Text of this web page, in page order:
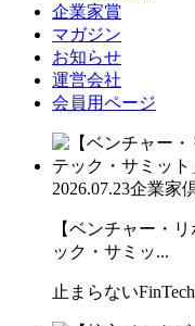
企業家賞
マガジン
お知らせ
運営会社
会員用ページ
2026.07.23企業家
【ベンチャー・
ック・サミッ...
止まらない